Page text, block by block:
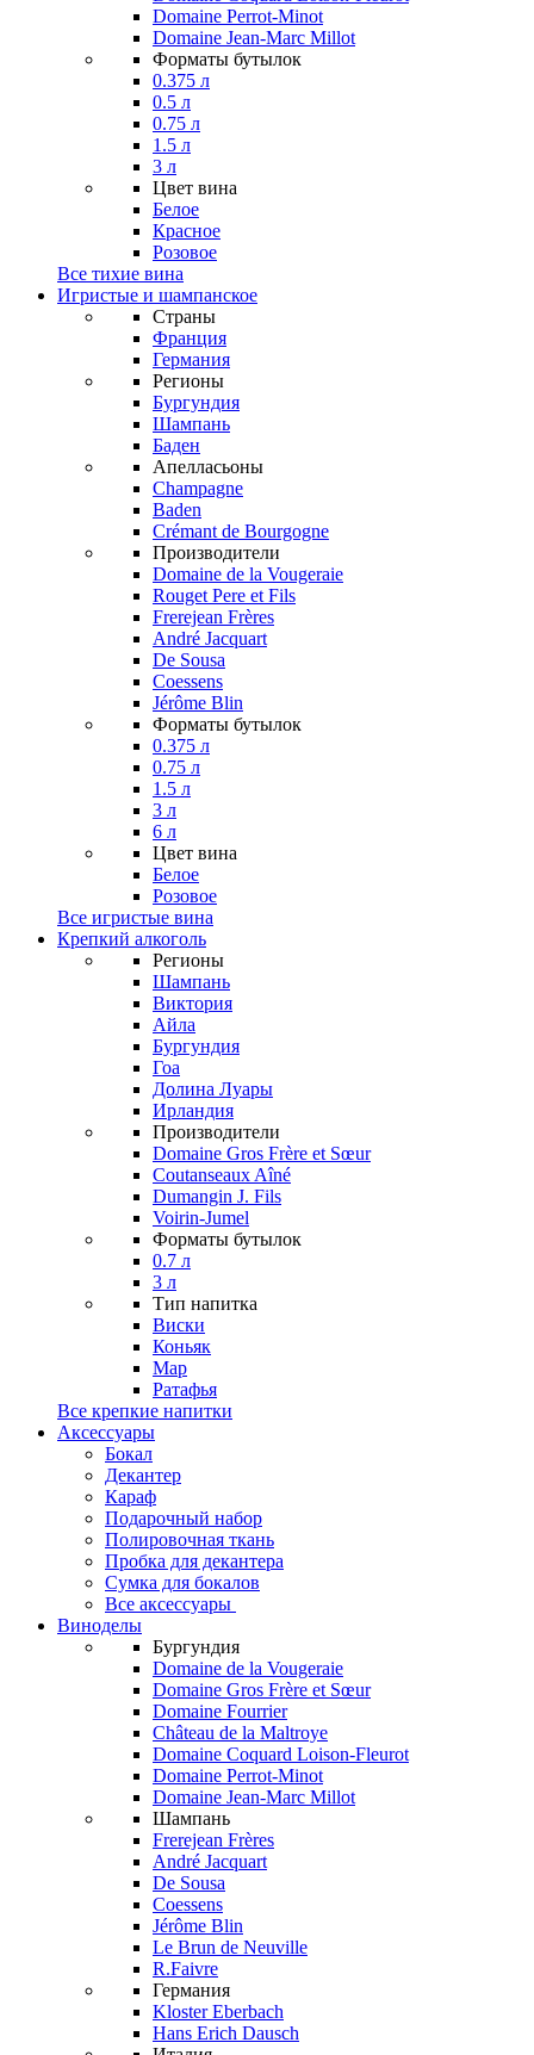
Domaine Perrot-Minot
Domaine Jean-Marc Millot
Форматы бутылок
0.375 л
0.5 л
0.75 л
1.5 л
3 л
Цвет вина
Белое
Красное
Розовое
Все тихие вина
Игристые и шампанское
Страны
Франция
Германия
Регионы
Бургундия
Шампань
Баден
Апелласьоны
Champagne
Baden
Crémant de Bourgogne
Производители
Domaine de la Vougeraie
Rouget Pere et Fils
Frerejean Frères
André Jacquart
De Sousa
Coessens
Jérôme Blin
Форматы бутылок
0.375 л
0.75 л
1.5 л
3 л
6 л
Цвет вина
Белое
Розовое
Все игристые вина
Крепкий алкоголь
Регионы
Шампань
Виктория
Айла
Бургундия
Гоа
Долина Луары
Ирландия
Производители
Domaine Gros Frère et Sœur
Coutanseaux Aîné
Dumangin J. Fils
Voirin-Jumel
Форматы бутылок
0.7 л
3 л
Тип напитка
Виски
Коньяк
Мар
Ратафья
Все крепкие напитки
Аксессуары
Бокал
Декантер
Караф
Подарочный набор
Полировочная ткань
Пробка для декантера
Сумка для бокалов
Все аксессуары
Виноделы
Бургундия
Domaine de la Vougeraie
Domaine Gros Frère et Sœur
Domaine Fourrier
Château de la Maltroye
Domaine Coquard Loison-Fleurot
Domaine Perrot-Minot
Domaine Jean-Marc Millot
Шампань
Frerejean Frères
André Jacquart
De Sousa
Coessens
Jérôme Blin
Le Brun de Neuville
R.Faivre
Германия
Kloster Eberbach
Hans Erich Dausch